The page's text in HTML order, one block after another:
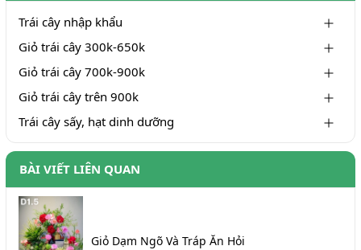
Trái cây nhập khẩu
Giỏ trái cây 300k-650k
Giỏ trái cây 700k-900k
Giỏ trái cây trên 900k
Trái cây sấy, hạt dinh dưỡng
BÀI VIẾT LIÊN QUAN
Giỏ Dạm Ngõ Và Tráp Ăn Hỏi